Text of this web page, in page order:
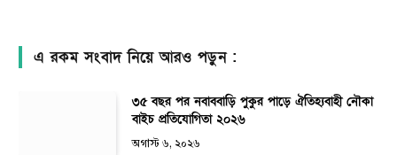
এ রকম সংবাদ নিয়ে আরও পড়ুন :
৩৫ বছর পর নবাববাড়ি পুকুর পাড়ে ঐতিহ্যবাহী নৌকা
বাইচ প্রতিযোগিতা ২০২৬
অগাস্ট ৬, ২০২৬